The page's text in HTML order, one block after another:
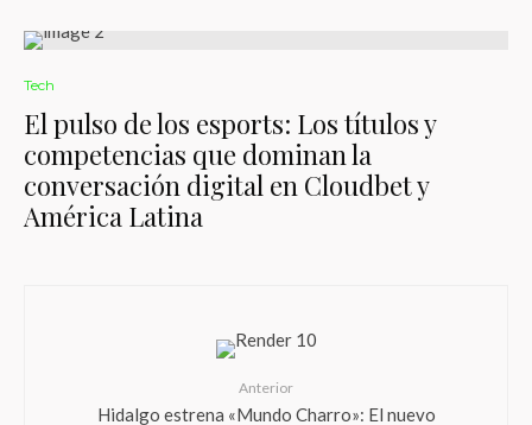
Tech
El pulso de los esports: Los títulos y
competencias que dominan la
conversación digital en Cloudbet y
América Latina
Anterior
Hidalgo estrena «Mundo Charro»: El nuevo